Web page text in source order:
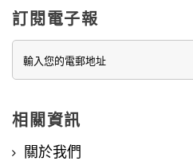
訂閱電子報
相關資訊
關於我們